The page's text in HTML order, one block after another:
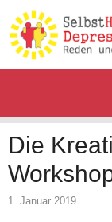
Inhalt
springen
Die
1. Januar 2019